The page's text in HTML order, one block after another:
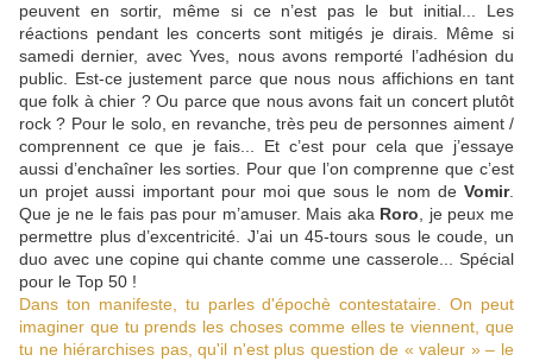
peuvent en sortir, même si ce n’est pas le but initial... Les
réactions pendant les concerts sont mitigés je dirais. Même si
samedi dernier, avec Yves, nous avons remporté l’adhésion du
public. Est-ce justement parce que nous nous affichions en tant
que folk à chier ? Ou parce que nous avons fait un concert plutôt
rock ? Pour le solo, en revanche, très peu de personnes aiment /
comprennent ce que je fais... Et c’est pour cela que j’essaye
aussi d’enchaîner les sorties. Pour que l’on comprenne que c’est
un projet aussi important pour moi que sous le nom de Vomir.
Que je ne le fais pas pour m’amuser. Mais aka Roro , je peux me
permettre plus d’excentricité. J’ai un 45-tours sous le coude, un
duo avec une copine qui chante comme une casserole... Spécial
pour le Top 50 !
Dans ton manifeste, tu parles d'épochè contestataire. On peut
imaginer que tu prends les choses comme elles te viennent, que
tu ne hiérarchises pas, qu'il n'est plus question de « valeur » – le